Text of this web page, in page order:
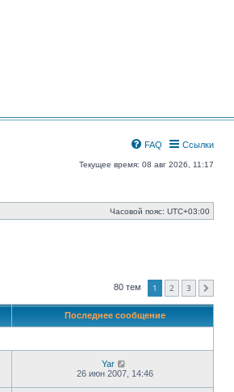
Ссылки
FAQ
Текущее время: 08 авг 2026, 11:17
Часовой пояс: UTC+03:00
80 тем 1 2 3
Последнее сообщение
Yar
26 июн 2007, 14:46